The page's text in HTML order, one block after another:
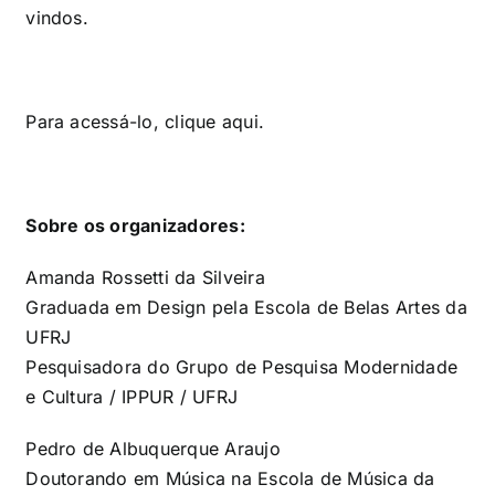
vindos.
Para acessá-lo, clique aqui.
Sobre os organizadores:
Amanda Rossetti da Silveira
Graduada em Design pela Escola de Belas Artes da
UFRJ
Pesquisadora do Grupo de Pesquisa Modernidade
e Cultura / IPPUR / UFRJ
Pedro de Albuquerque Araujo
Doutorando em Música na Escola de Música da